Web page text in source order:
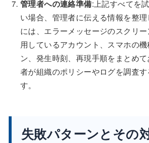
管理者への連絡準備:上記すべてを
い場合、管理者に伝える情報を整
には、エラーメッセージのスクリ
用しているアカウント、スマホの
ン、発生時刻、再現手順をまとめ
者が組織のポリシーやログを調査す
す。
失敗パターンとその